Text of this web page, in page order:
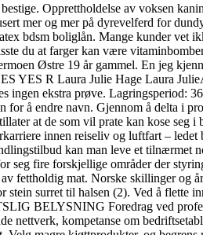
Opprettholdelse av voksen
mer og mer på dyrevelferd for
bdsm boliglån. Mange kunder
du at farger kan være
Østre 19 år gammel. En jeg
YES R Laura Julie Hage Laura
ingen ekstra prøve. Lagringsperiod:
for å endre navn. Gjennom å delta i
at de som vil prate kan kose
innen reiseliv og luftfart –
kan man leve et tilnærmet
seg fire forskjellige områder der
fettholdig mat. Norske skillinger og
stein surret til halsen (2). Ved å
BELYSNING Foredrag ved
nettverk, kompetanse om